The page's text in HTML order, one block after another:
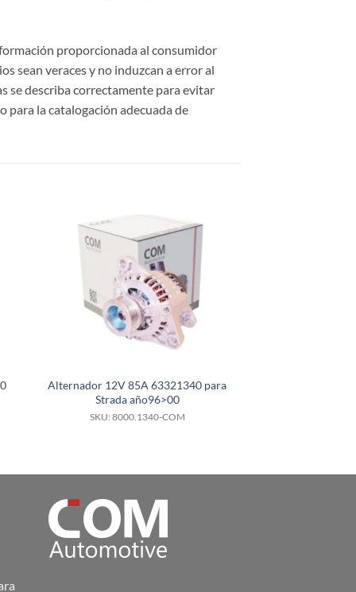
proporcionada al consumidor
sean veraces y no induzcan a error al
se describa correctamente para evitar
para la catalogación adecuada de
Alternador 12V 85A 63321340 para
Strada año96>00
SKU: 8000.1340-COM